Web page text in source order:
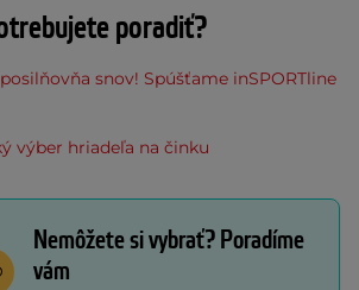
poradiť?
snov! Spúšťame inSPORTline
výber hriadeľa na činku
Nemôžete si vybrať? Poradíme
vám